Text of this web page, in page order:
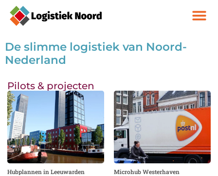
De slimme logistiek van Noord-
Nederland
Pilots & projecten
Hubplannen in Leeuwarden Microhub Westerhaven